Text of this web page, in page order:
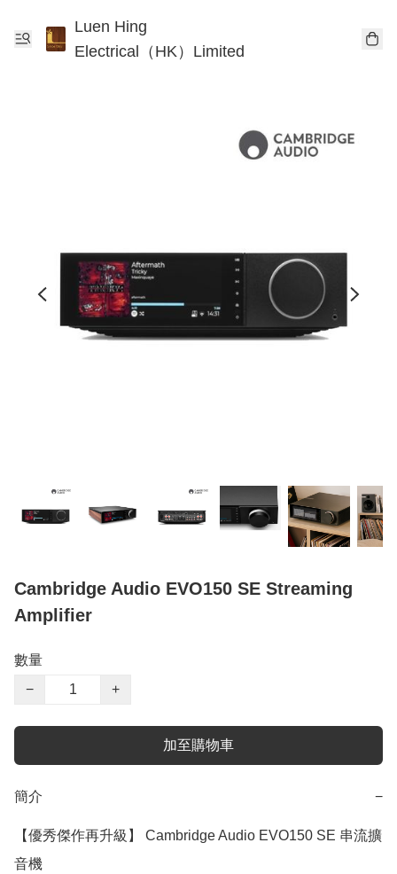
Luen Hing
Electrical（HK）Limited
Cambridge Audio EVO150 SE Streaming
Amplifier
數量
−
+
加至購物車
簡介 −
【優秀傑作再升級】 Cambridge Audio EVO150 SE 串流擴
音機